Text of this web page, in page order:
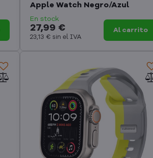
Apple Watch Negro/Azul
En stock
27,99 €
23,13 € sin el IVA
Al carrito